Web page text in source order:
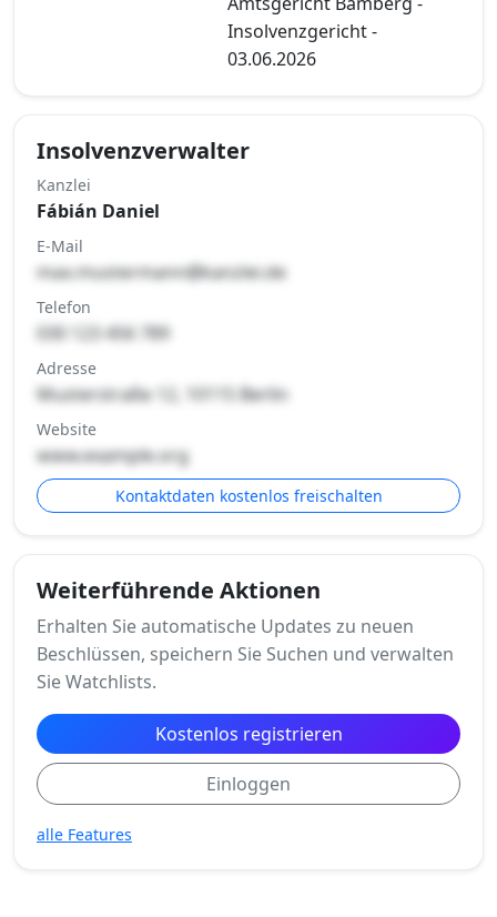
Insolvenzgericht -
03.06.2026
Insolvenzverwalter
Kanzlei
Fábián Daniel
E-Mail
max.mustermann@kanzlei.de
Telefon
030 123 456 789
Adresse
Musterstraße 12, 10115 Berlin
Website
www.example.org
Kontaktdaten kostenlos freischalten
Weiterführende Aktionen
Erhalten Sie automatische Updates zu neuen
Beschlüssen, speichern Sie Suchen und verwalten
Sie Watchlists.
Kostenlos registrieren
Einloggen
alle Features